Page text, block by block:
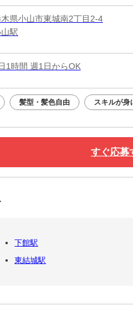
県小山市東城南2丁目2-4
駅
1時間 週1日からOK
髪型・髪色自由 スキルが身
すぐ応募
下館駅
東結城駅